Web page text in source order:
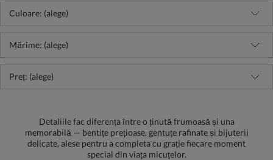
Culoare: (alege)
Mărime: (alege)
Preț: (alege)
Detaliile fac diferența între o ținută frumoasă și una
memorabilă — bentițe prețioase, gentuțe rafinate și bijuterii
delicate, alese pentru a completa cu grație fiecare moment
special din viața micuțelor.